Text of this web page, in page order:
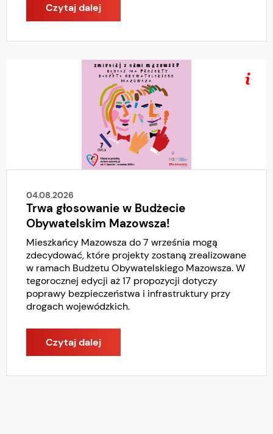
Czytaj dalej
04.08.2026
Trwa głosowanie w Budżecie
Obywatelskim Mazowsza!
Mieszkańcy Mazowsza do 7 września mogą
zdecydować, które projekty zostaną zrealizowane
w ramach Budżetu Obywatelskiego Mazowsza. W
tegorocznej edycji aż 17 propozycji dotyczy
poprawy bezpieczeństwa i infrastruktury przy
drogach wojewódzkich.
Czytaj dalej